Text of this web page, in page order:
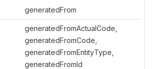
generatedFrom
generatedFromActualCode,
generatedFromCode,
generatedFromEntityType,
generatedFromId